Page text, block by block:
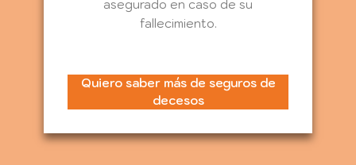
asegurado en caso de su
fallecimiento.
Quiero saber más de seguros de
decesos